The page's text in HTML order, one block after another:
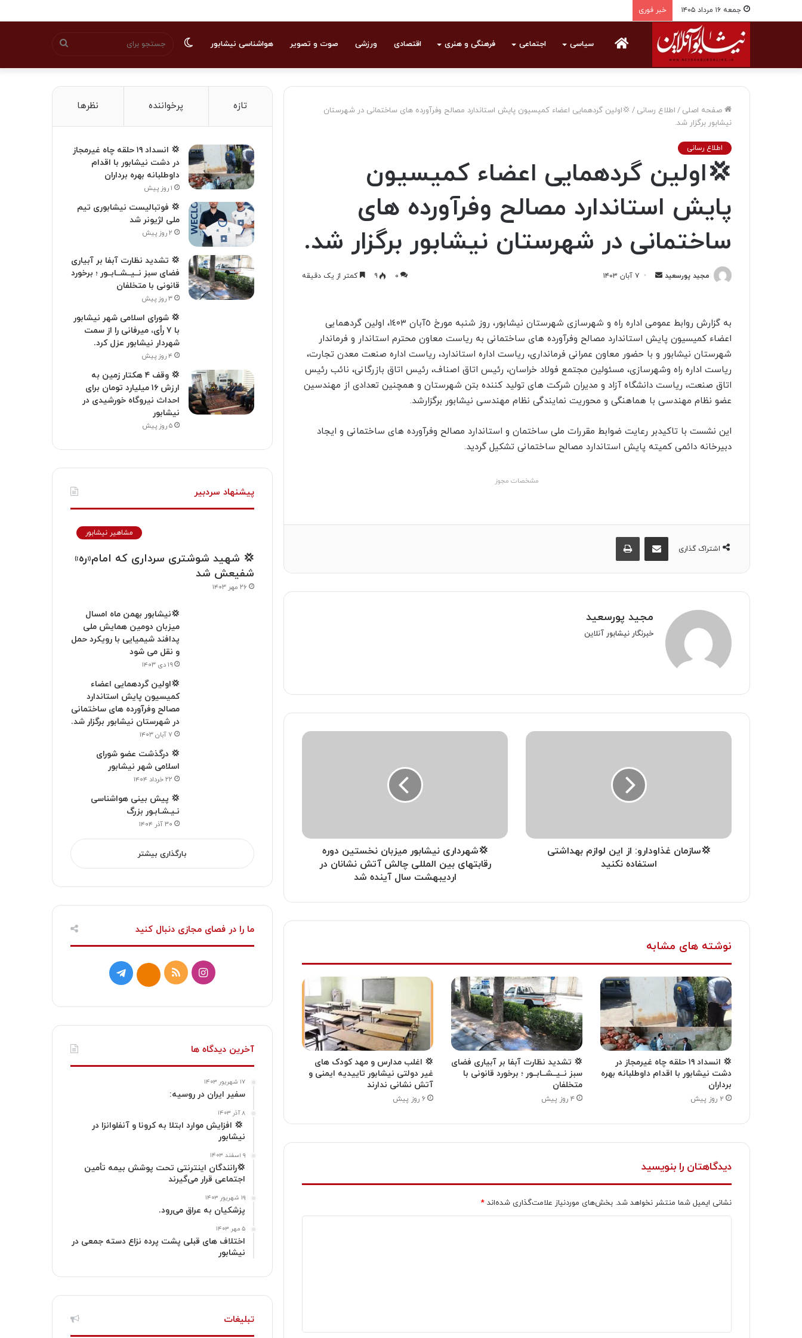
جمعه ۱۶ مرداد ۱۴۰۵ خبر فوری
سیاسی اجتماعی فرهنگی و هنری اقتصادی ورزشی صوت و تصویر هواشناسی نیشابور
برای
تغییر
صفحه اصلی / اطلاع رسانی / 💢اولین گردهمایی اعضاء کميسیون پایش استاندارد مصالح وفرآورده های ساختمانی در شهرستان
نیشابور برگزار شد.
اطلاع رسانی
💢اولین گردهمایی اعضاء کميسیون
پایش استاندارد مصالح وفرآورده های
ساختمانی در شهرستان نیشابور برگزار شد.
مجید پورسعید
ل
ک
ا
ی
م
ل
۷ آبان ۱۴۰۳ ۰ ۹ کمتر از یک دقیقه
به گزارش روابط عمومى اداره راه و شهرسازى شهرستان نیشابور، روز شنبه مورخ ٥آبان ١٤٠٣، اولین گردهمایی
اعضاء کميسیون پایش استاندارد مصالح وفرآورده های ساختمانی به ریاست معاون محترم استاندار و فرماندار
شهرستان نیشابور و با حضور معاون عمرانی فرمانداری، ریاست اداره استاندارد، ریاست اداره صنعت معدن تجارت،
ریاست اداره راه وشهرسازی، مسئولین مجتمع فولاد خراسان، رئیس اتاق اصناف، رئیس اتاق بازرگانی، نائب رئیس
اتاق صنعت، ریاست دانشگاه آزاد و مدیران شرکت های تولید کننده بتن شهرستان و همچنين تعدادی از مهندسین
عضو نظام مهندسی با هماهنگی و محوریت نمایندگی نظام مهندسی نیشابور برگزارشد.
این نشست با تاکیدبر رعایت ضوابط مقررات ملی ساختمان و استاندارد مصالح وفرآورده های ساختمانی و ايجاد
دبیرخانه دائمی کمیته پایش استاندارد مصالح ساختمانی تشکیل گردید.
مشخصات مجوز
اشتراک گذاری
مجید پورسعید
خبرنگار نیشابور آنلاین
💢سازمان غذاودارو: از این لوازم بهداشتی
استفاده نکنید
💢شهرداری نیشابور میزبان نخستین دوره
رقابتهای بین المللی چالش آتش نشانان در
اردیبهشت سال‌ آینده شد
نوشته های مشابه
💢 انسداد ۱۹ حلقه چاه غیرمجاز در
دشت نیشابور با اقدام داوطلبانه بهره
برداران
۲ روز پیش
💢 تشدید نظارت آبفا بر آبیاری فضای
سبز نــیــشــابــور ؛ برخورد قانونی با
متخلفان
۴ روز پیش
💢 اغلب مدارس و مهد کودک های
غیر دولتی نیشابور تاییدیه ایمنی و
آتش نشانی ندارند
۶ روز پیش
دیدگاهتان را بنویسید
نشانی ایمیل شما منتشر نخواهد شد. بخش‌های موردنیاز علامت‌گذاری شده‌اند *
*
تازه پرخواننده نظرها
💢 انسداد ۱۹ حلقه چاه غیرمجاز
در دشت نیشابور با اقدام
داوطلبانه بهره برداران
۱ روز پیش
💢 فوتبالیست نیشابوری تیم
ملی لژیونر شد
۲ روز پیش
💢 تشدید نظارت آبفا بر آبیاری
فضای سبز نــیــشــابــور ؛ برخورد
قانونی با متخلفان
۳ روز پیش
💢 شورای اسلامی شهر نیشابور
با ۷ رأی، میرفانی را از سمت
شهردار نیشابور عزل کرد.
۴ روز پیش
💢 وقف ۴ هکتار زمین به
ارزش ۱۶ میلیارد تومان برای
احداث نیروگاه خورشیدی در
نیشابور
۵ روز پیش
پیشنهاد سردبیر
مشاهیر نیشابور
💢 شهید شوشتری سرداری که امام«ره»
شفیعش شد
۲۶ مهر ۱۴۰۳
💢نیشابور بهمن ماه امسال
میزبان دومین همایش ملی
پدافند شیمیایی با رویکرد حمل
و نقل می شود
۱۹ دی ۱۴۰۳
💢اولین گردهمایی اعضاء
کميسیون پایش استاندارد
مصالح وفرآورده های ساختمانی
در شهرستان نیشابور برگزار شد.
۷ آبان ۱۴۰۳
💢 درگذشت عضو شورای
اسلامی شهر نیشابور
۲۲ خرداد ۱۴۰۴
💢 پیش بینی هواشناسی
نـیـشـابـور بزرگ
۳۰ آذر ۱۴۰۴
بارگذاری بیشتر
ما را در فصای مجازی دنبال کنید
ا
س
ت
ا
م
خ
ک
ت
ا
آخرین دیدگاه ها
۱۷ شهریور ۱۴۰۳
سفیر ایران در روسیه:
۸ آذر ۱۴۰۳
‍ 💢 افزایش موارد ابتلا به کرونا و آنفلوانزا در
نیشابور
۹ اسفند ۱۴۰۳
💢رانندگان اینترنتی تحت پوشش بیمه تأمین
اجتماعی قرار می‌گیرند
۱۹ شهریور ۱۴۰۳
پزشکیان به عراق می‌رود.
۵ مهر ۱۴۰۳
اختلاف های قبلی پشت پرده نزاع دسته جمعی در
نیشابور
تبلیغات